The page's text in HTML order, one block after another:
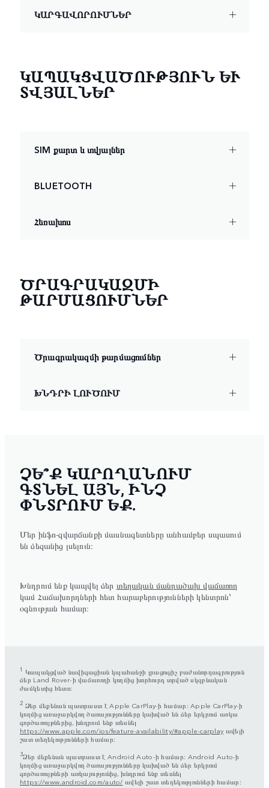
ԿԱՐԳԱՎՈՐՈՒՄՆԵՐ
ԿԱՊԱԿՑՎԱԾՈՒԹՅՈՒՆ ԵՒ Տ
ՎՅԱԼՆԵՐ
SIM քարտ և տվյալներ
BLUETOOTH
Հեռախոս
ԾՐԱԳՐԱԿԱԶՄԻ
ԹԱՐՄԱՑՈՒՄՆԵՐ
Ծրագրակազմի թարմացումներ
ԽՆԴՐԻ ԼՈՒԾՈՒՄ
ՉԵ՞Ք ԿԱՐՈՂԱՆՈՒՄ
ԳՏՆԵԼ ԱՅՆ, ԻՆՉ
ՓՆՏՐՈՒՄ ԵՔ.
Մեր ինֆո-զվարճանքի մասնագետները անհամբեր սպասում
են ձեզանից լսելուն։
Խնդրում ենք կապվել ձեր տեղական մանրածախ վաճառող
կամ Հաճախորդների հետ հարաբերությունների կենտրոն՝
օգնության համար։
1 Կապակցված նավիգացիան կպահանջի լրացուցիչ բաժանորդագրություն
ձեր Land Rover-ի վաճառողի կողմից խորհուրդ տրված սկզբնական
ժամկետից հետո:
2 Ձեր մեքենան պատրաստ է Apple CarPlay-ի համար: Apple CarPlay-ի
կողմից առաջարկվող ծառայությունները կախված են ձեր երկրում առկա
գործառույթներից, խնդրում ենք տեսնել
https://www.apple.com/ios/feature-availability/#apple-carplay ավելի
շատ տեղեկությունների համար։
3Ձեր մեքենան պատրաստ է Android Auto-ի համար: Android Auto-ի
կողմից առաջարկվող ծառայությունները կախված են ձեր երկրում
գործառույթների առկայությունից, խնդրում ենք տեսնել
https://www.android.com/auto/ ավելի շատ տեղեկությունների համար։